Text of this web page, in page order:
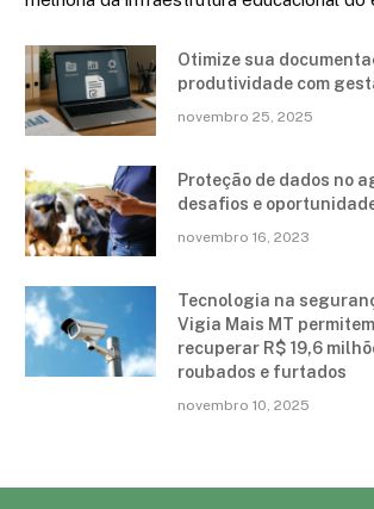
Otimize sua
produtividade com
novembro 25, 2025
Proteção de dados no
desafios e
novembro 16, 2023
Tecnologia na
Vigia Mais MT
recuperar R$ 19,6
roubados e furtados
novembro 10, 2025